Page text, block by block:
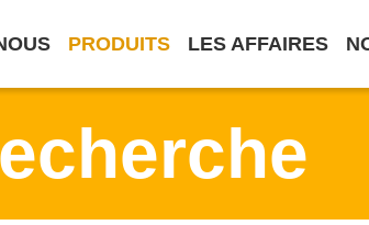
PRODUITS LES AFFAIRES